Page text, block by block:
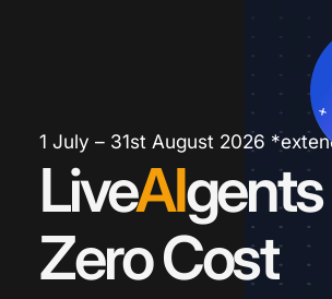
1 July – 31st August 2026
LiveAI
Zero Cost